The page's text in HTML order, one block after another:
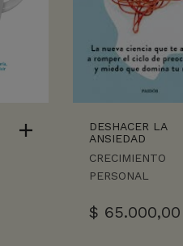
DESHACER LA
ANSIEDAD
CRECIMIENTO
PERSONAL
$ 65.000,00